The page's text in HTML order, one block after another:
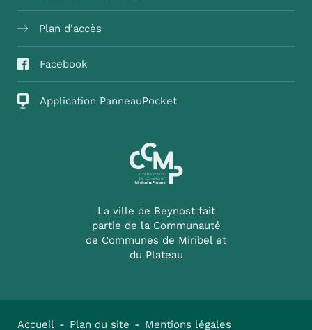
Plan d'accès
Facebook
Application PanneauPocket
La ville de Beynost fait
partie de la Communauté
de Communes de Miribel et
du Plateau
Accueil Plan du site Mentions légales